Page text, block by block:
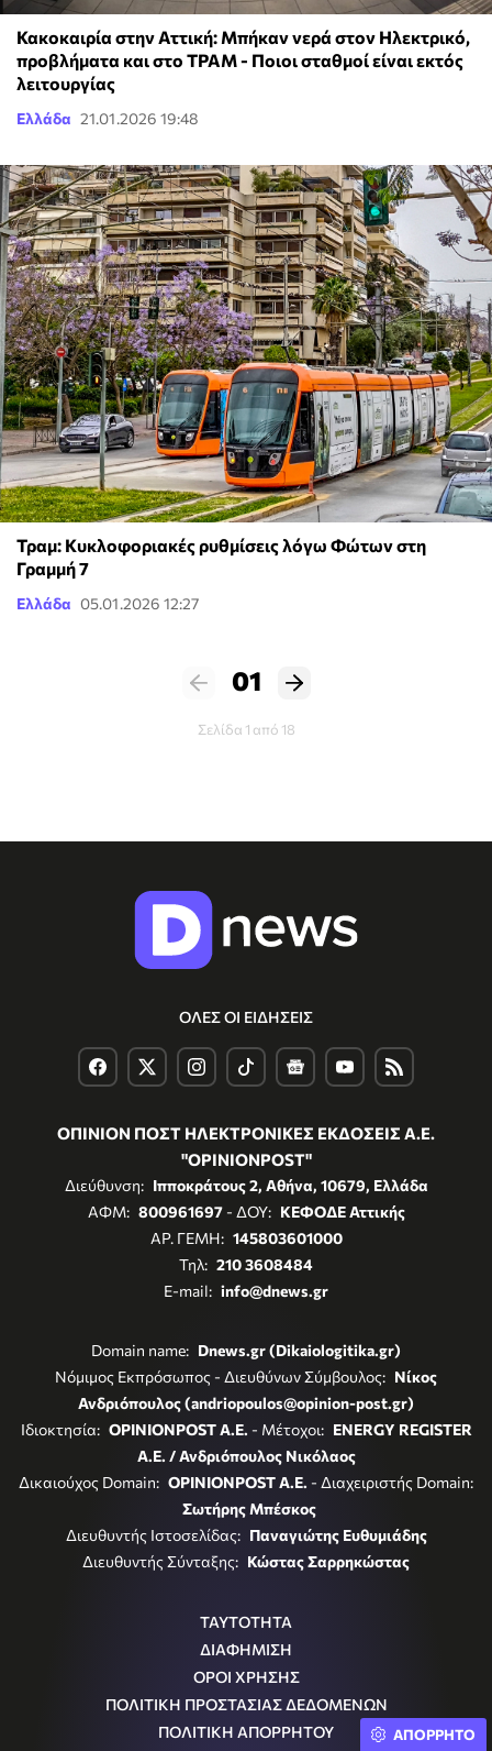
Κακοκαιρία στην Αττική: Μπήκαν νερά στον Ηλεκτρικό,
προβλήματα και στο ΤΡΑΜ - Ποιοι σταθμοί είναι εκτός
λειτουργίας
Ελλάδα 21.01.2026 19:48
Τραμ: Κυκλοφοριακές ρυθμίσεις λόγω Φώτων στη
Γραμμή 7
Ελλάδα 05.01.2026 12:27
01
Σελίδα 1 από 18
ΟΛΕΣ ΟΙ ΕΙΔΗΣΕΙΣ
ΟΠΙΝΙΟΝ ΠΟΣΤ ΗΛΕΚΤΡΟΝΙΚΕΣ ΕΚΔΟΣΕΙΣ Α.Ε.
"OPINIONPOST"
Διεύθυνση: Ιπποκράτους 2, Αθήνα, 10679, Ελλάδα
ΑΦΜ: 800961697- ΔΟΥ: ΚΕΦΟΔΕ Αττικής
ΑΡ. ΓΕΜΗ: 145803601000
Τηλ: 210 3608484
E-mail: info@dnews.gr
Domain name: Dnews.gr (Dikaiologitika.gr)
Νόμιμος Εκπρόσωπος - Διευθύνων Σύμβουλος: Νίκος
Ανδριόπουλος (andriopoulos@opinion-post.gr)
Ιδιοκτησία: OPINIONPOST A.E. - Μέτοχοι: ENERGY REGISTER
Α.Ε. / Ανδριόπουλος Νικόλαος
Δικαιούχος Domain: OPINIONPOST A.E. - Διαχειριστής Domain:
Σωτήρης Μπέσκος
Διευθυντής Ιστοσελίδας: Παναγιώτης Ευθυμιάδης
Διευθυντής Σύνταξης: Κώστας Σαρρηκώστας
ΤΑΥΤΟΤΗΤΑ
ΔΙΑΦΗΜΙΣΗ
ΟΡΟΙ ΧΡΗΣΗΣ
ΠΟΛΙΤΙΚΗ ΠΡΟΣΤΑΣΙΑΣ ΔΕΔΟΜΕΝΩΝ
ΠΟΛΙΤΙΚΗ ΑΠΟΡΡΗΤΟΥ
ΑΠΟΡΡΗΤΟ